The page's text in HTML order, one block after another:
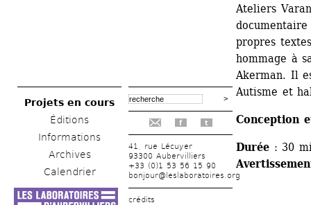
Projets en cours
Éditions
Informations
Archives
Calendrier
f t
41, rue Lécuyer
93300 Aubervilliers
+33 (0)1 53 56 15 90
bonjour@leslaboratoires.org
crédits
Ateliers
propres
hommage à
Akerman. Il
Autisme et
Conception
Durée : 30